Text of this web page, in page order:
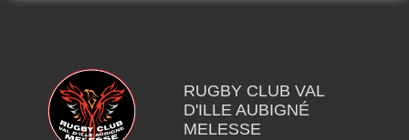
RUGBY CLUB VAL
D'ILLE AUBIGNÉ
MELESSE